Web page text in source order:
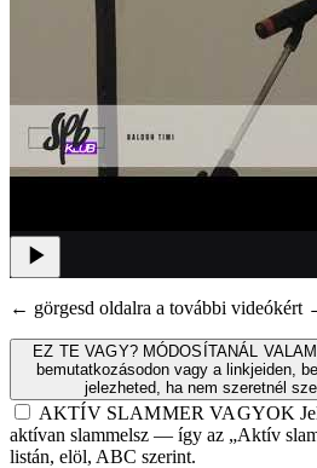
← görgesd oldalra a további videókért
EZ TE VAGY? MÓDOSÍTANÁL
bemutatkozásodon vagy a linkjeiden,
jelezheted, ha nem szeretnél
AKTÍV SLAMMER VAGYOK
aktívan slammelsz — így az „Aktív
listán, elöl, ABC szerint.